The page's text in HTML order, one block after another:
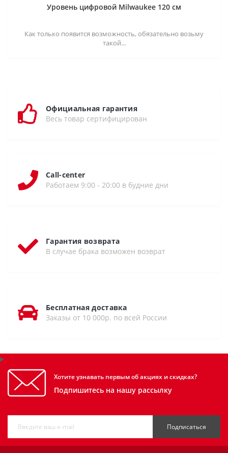
Уровень цифровой Milwaukee 120 см
Как только появится возможность, обязательно возьму
такой...
Официальная гарантия
Весь товар сертифицирован
Call-center
Работаем 9:00 - 20:00 в будние дни
Гарантия возврата
В случае брака возможен возврат
Бесплатная доставка
Заказы от 10 000р. по всей России
Хотите узнавать первым об акциях и скидках?
Подпишитесь на нашу рассылку
Подписаться